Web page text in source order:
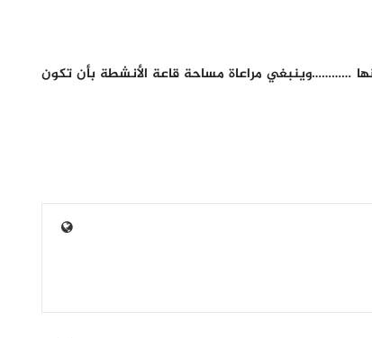
…………وينبغي مراعاة مساحة قاعة الأنشطة بأن تكون